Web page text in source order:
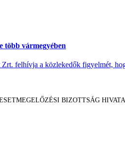
több vármegyében
felhívja a közlekedők figyelmét,
BIZOTTSÁG